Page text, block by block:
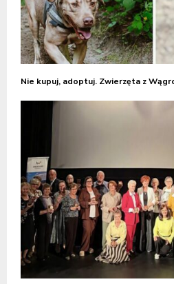
Nie kupuj, adoptuj. Zwierzęta z